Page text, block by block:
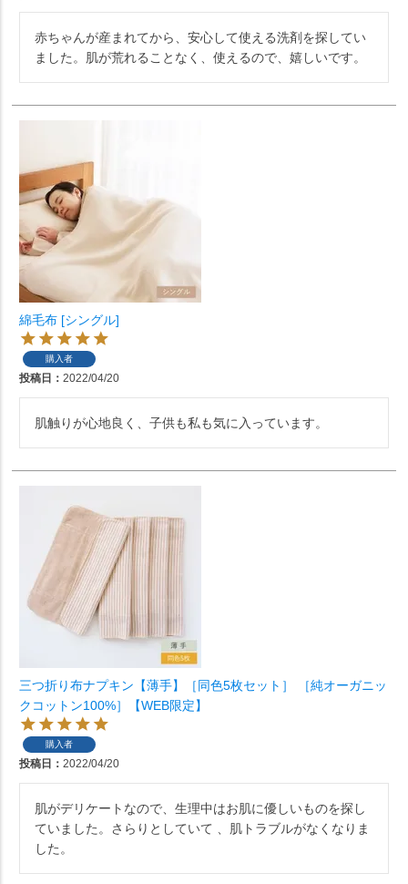
赤ちゃんが産まれてから、安心して使える洗剤を探してい
ました。肌が荒れることなく、使えるので、嬉しいです。
綿毛布 [シングル]
購入者
投稿日 2022/04/20
肌触りが心地良く、子供も私も気に入っています。
三つ折り布ナプキン【薄手】［同色5枚セット］ ［純オーガニッ
クコットン100%］【WEB限定】
購入者
投稿日 2022/04/20
肌がデリケートなので、生理中はお肌に優しいものを探し
ていました。さらりとしていて 、肌トラブルがなくなりま
した。